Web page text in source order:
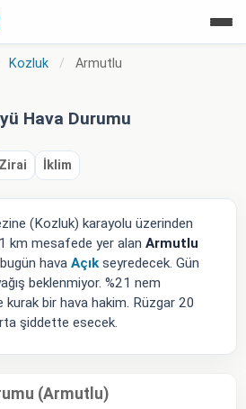
Kozluk / Armutlu
Hava Durumu
Zirai İklim
(Kozluk) karayolu üzerinden
km mesafede yer alan Armutlu
bugün hava Açıkseyredecek. Gün
beklenmiyor. %21 nem
kurak bir hava hakim. Rüzgar 20
şiddette esecek.
(Armutlu)